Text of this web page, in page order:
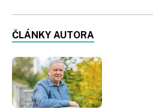
ČLÁNKY AUTORA